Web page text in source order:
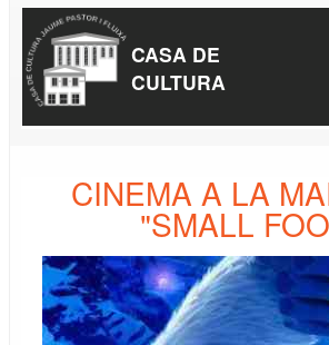
CINEMA A LA
"SMALL
CASA DE
CULTURA